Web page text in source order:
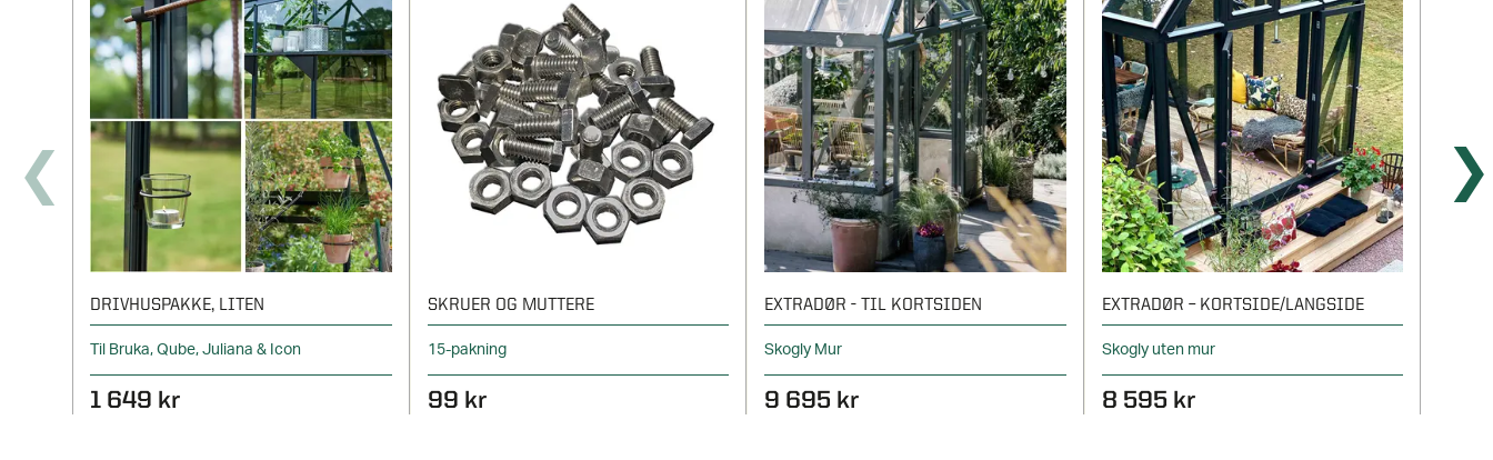
DRIVHUSPAKKE, LITEN
Til Bruka, Qube, Juliana & Icon
1 649 kr
SKRUER OG MUTTERE
15-pakning
99 kr
EXTRADØR - TIL KORTSIDEN
Skogly Mur
9 695 kr
EXTRADØR – KORTSIDE/LANGSIDE
Skogly uten mur
8 595 kr